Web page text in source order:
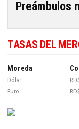
Preámbulos
TASAS DEL
Moneda
Dólar
Euro